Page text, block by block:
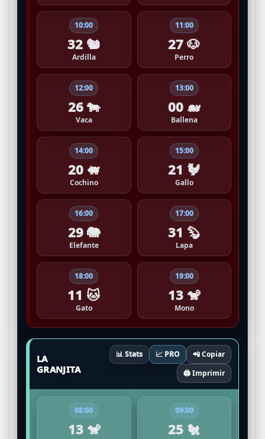
10:00
32 🐿️
Ardilla
11:00
27 🐶
Perro
12:00
26 🐄
Vaca
13:00
00 🐋
Ballena
14:00
20 🐖
Cochino
15:00
21 🐓
Gallo
16:00
29 🐘
Elefante
17:00
31 🦫
Lapa
18:00
11 🐱
Gato
19:00
13 🐒
Mono
LA
GRANJITA
📊 Stats 📈 PRO
📲 Copiar
🖨️ Imprimir
08:00
13 🐒
09:00
25 🐔